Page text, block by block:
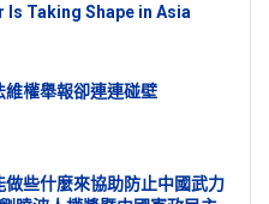
Is Taking Shape in Asia
維權舉報卻連連碰壁
做些什麼來協助防止中國武力